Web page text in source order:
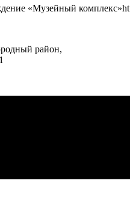
«Музейный комплекс»
район,